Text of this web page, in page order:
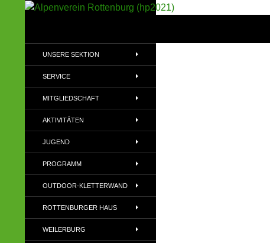
(DAV)
UNSERE SEKTION
SERVICE
MITGLIEDSCHAFT
AKTIVITÄTEN
JUGEND
PROGRAMM
OUTDOOR-KLETTERWAND
ROTTENBURGER HAUS
WEILERBURG